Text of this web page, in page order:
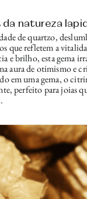
da natureza
de quartzo,
que refletem a
e brilho, esta gema
aura de otimismo e
em uma gema, o
perfeito para joias